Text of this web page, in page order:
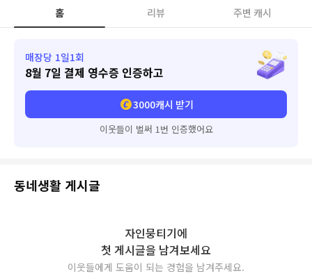
홈 리뷰 주변 캐시
매장당 1일1회
8월 7일 결제 영수증 인증하고
3000캐시 받기
이웃들이 벌써 1번 인증했어요
동네생활 게시글
자인뭉티기에
첫 게시글을 남겨보세요
이웃들에게 도움이 되는 경험을 남겨주세요.